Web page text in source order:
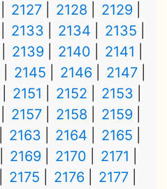
2127 2128
2129
2133 2134
2135
2139 2140
2141
2145 2146
2147
2151 2152
2153
2157 2158
2159
2163 2164
2165
2169 2170
2171
2175 2176
2177